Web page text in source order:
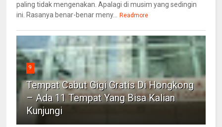
paling tidak mengenakan. Apalagi di musim yang sedingin
ini. Rasanya benar-benar meny... Readmore
9
Tempat Cabut Gigi Gratis Di Hongkong
– Ada 11 Tempat Yang Bisa Kalian
Kunjungi